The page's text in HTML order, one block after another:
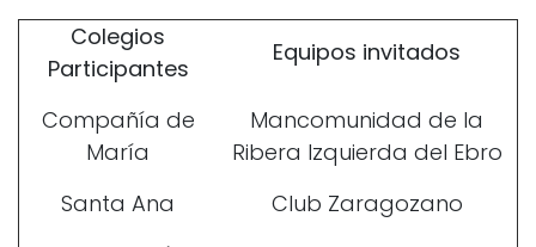
Colegios
Participantes
Equipos invitados
Compañía de
María
Mancomunidad de la
Ribera Izquierda del Ebro
Santa Ana
Club Zaragozano